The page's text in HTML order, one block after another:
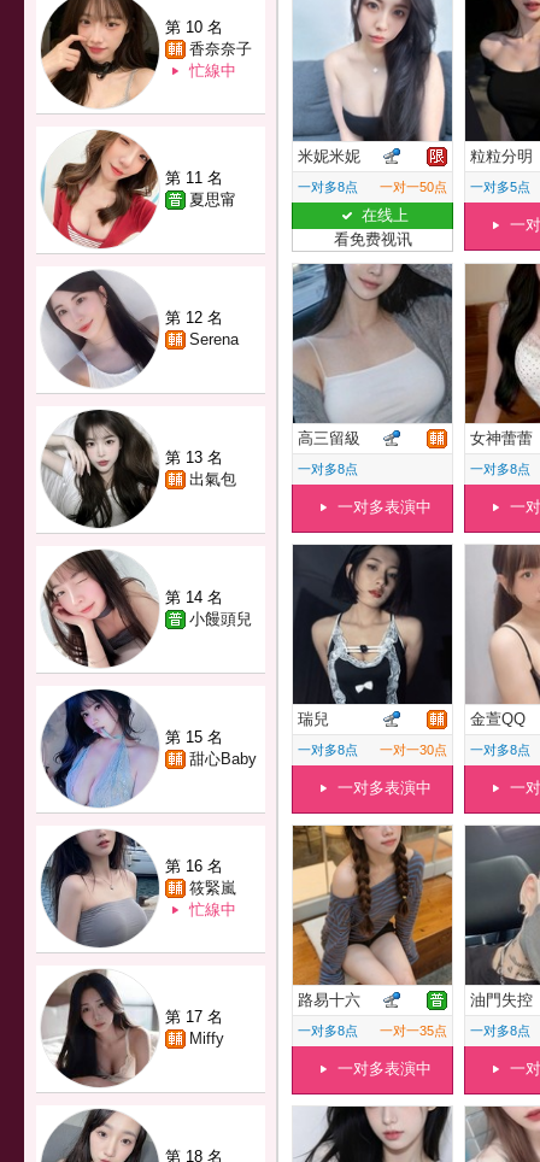
第 10 名
香奈奈子
忙線中
第 11 名
夏思甯
第 12 名
Serena
第 13 名
出氣包
第 14 名
小饅頭兒
第 15 名
甜心Baby
第 16 名
筱緊嵐
忙線中
第 17 名
Miffy
第 18 名
米妮米妮
一对多8点 一对一50点
在线上
看免费视讯
粒粒分明
一对多5点
一
高三留級
一对多8点
一对多表演中
女神蕾蕾
一对多8点
一
瑞兒
一对多8点 一对一30点
一对多表演中
金萱QQ
一对多8点
一
路易十六
一对多8点 一对一35点
一对多表演中
油門失控
一对多8点
一